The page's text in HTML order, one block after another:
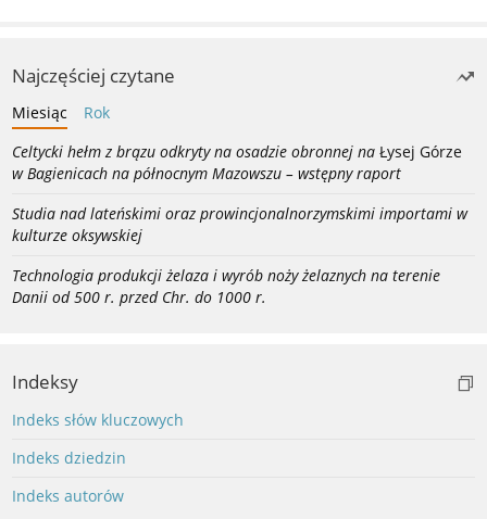
Najczęściej czytane
Miesiąc
Rok
Celtycki hełm z brązu odkryty na osadzie obronnej na Łysej Górze
w Bagienicach na północnym Mazowszu – wstępny raport
Studia nad lateńskimi oraz prowincjonalnorzymskimi importami w
kulturze oksywskiej
Technologia produkcji żelaza i wyrób noży żelaznych na terenie
Danii od 500 r. przed Chr. do 1000 r.
Indeksy
Indeks słów kluczowych
Indeks dziedzin
Indeks autorów